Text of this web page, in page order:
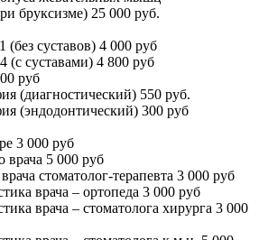
бруксизме) 25 000 руб.
(без суставов) 4 000 руб
(c суставами) 4 800 руб
руб
(диагностический) 550 руб.
(эндодонтический) 300 руб
3 000 руб
врача 5 000 руб
стоматолог-терапевта 3 000 руб
врача – ортопеда 3 000 руб
врача – стоматолога хирурга 3 000